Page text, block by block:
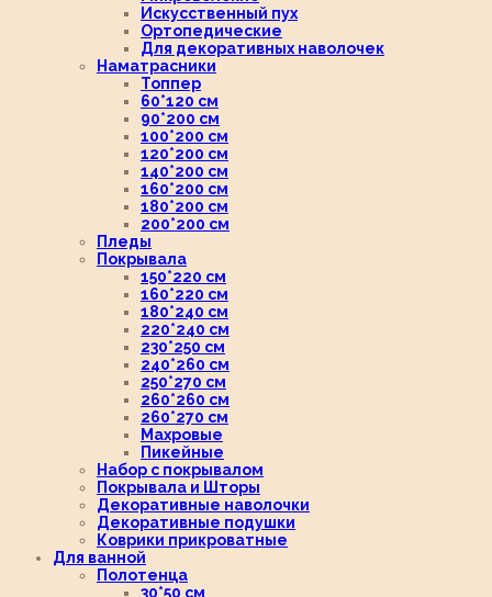
Искусственный пух
Ортопедические
Для декоративных наволочек
Наматрасники
Топпер
60*120 см
90*200 см
100*200 см
120*200 см
140*200 см
160*200 см
180*200 см
200*200 см
Пледы
Покрывала
150*220 см
160*220 см
180*240 см
220*240 см
230*250 см
240*260 см
250*270 см
260*260 см
260*270 см
Махровые
Пикейные
Набор с покрывалом
Покрывала и Шторы
Декоративные наволочки
Декоративные подушки
Коврики прикроватные
Для ванной
Полотенца
30*50 см